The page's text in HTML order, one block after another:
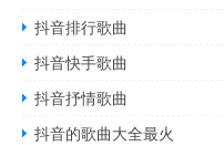
抖音排行歌曲
抖音快手歌曲
抖音抒情歌曲
抖音的歌曲大全最火